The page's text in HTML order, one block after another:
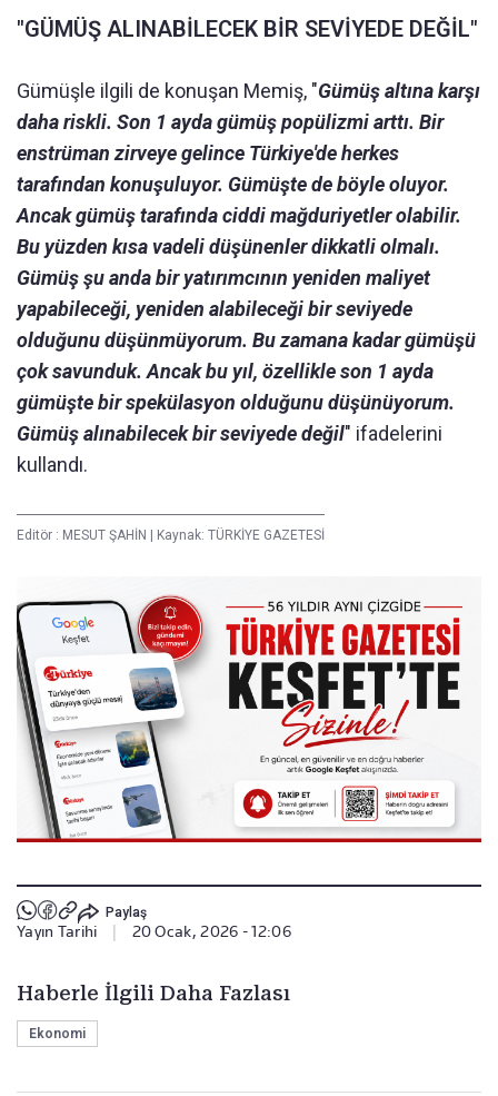
"GÜMÜŞ ALINABİLECEK BİR SEVİYEDE DEĞİL"
Gümüşle ilgili de konuşan Memiş, "Gümüş altına karşı
daha riskli. Son 1 ayda gümüş popülizmi arttı. Bir
enstrüman zirveye gelince Türkiye'de herkes
tarafından konuşuluyor. Gümüşte de böyle oluyor.
Ancak gümüş tarafında ciddi mağduriyetler olabilir.
Bu yüzden kısa vadeli düşünenler dikkatli olmalı.
Gümüş şu anda bir yatırımcının yeniden maliyet
yapabileceği, yeniden alabileceği bir seviyede
olduğunu düşünmüyorum. Bu zamana kadar gümüşü
çok savunduk. Ancak bu yıl, özellikle son 1 ayda
gümüşte bir spekülasyon olduğunu düşünüyorum.
Gümüş alınabilecek bir seviyede değil" ifadelerini
kullandı.
Editör : MESUT ŞAHİN | Kaynak: TÜRKİYE GAZETESİ
Paylaş
Yayın Tarihi 20 Ocak, 2026 - 12:06
Haberle İlgili Daha Fazlası
Ekonomi